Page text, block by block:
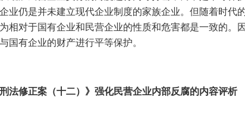
业仍是并未建立现代企业制度的家族企业。但随着时代
相对于国有企业和民营企业的性质和危害都是一致的。
国有企业的财产进行平等保护。
法修正案（十二）》强化民营企业内部反腐的内容评析